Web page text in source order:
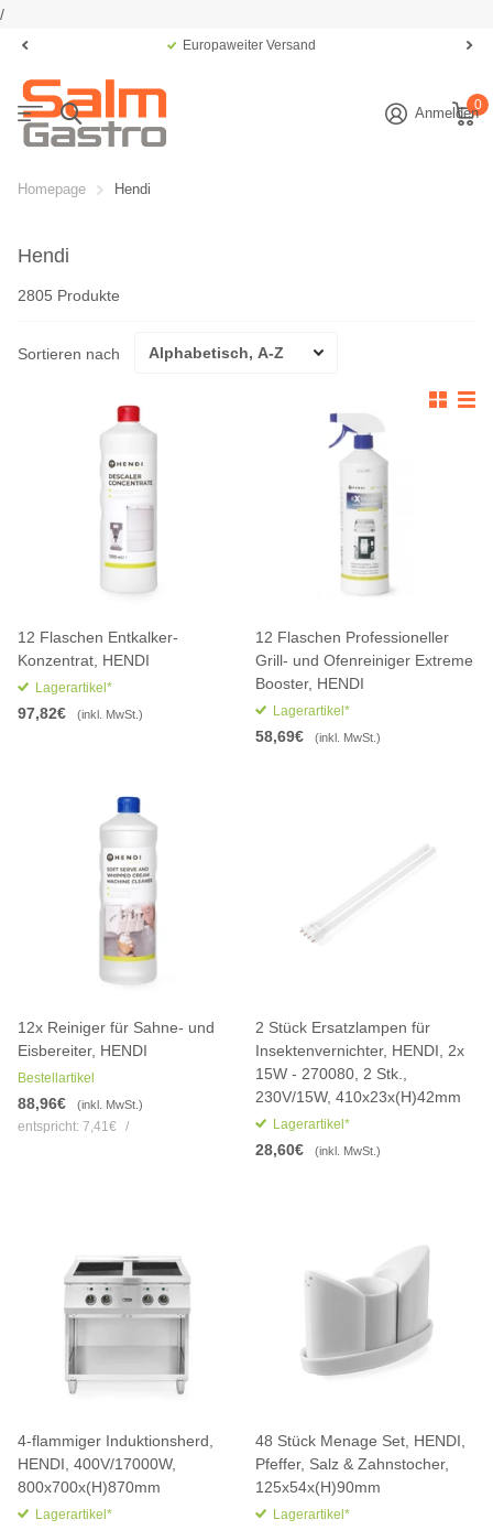
/
Europaweiter Versand
Anmelden0
Homepage Hendi
Hendi
2805 Produkte
Sortieren nach
12 Flaschen Entkalker-
Konzentrat, HENDI
Lagerartikel*
97,82€ (inkl. MwSt.)
12 Flaschen Professioneller
Grill- und Ofenreiniger Extreme
Booster, HENDI
Lagerartikel*
58,69€ (inkl. MwSt.)
12x Reiniger für Sahne- und
Eisbereiter, HENDI
Bestellartikel
88,96€ (inkl. MwSt.)
entspricht: 7,41€ /
2 Stück Ersatzlampen für
Insektenvernichter, HENDI, 2x
15W - 270080, 2 Stk.,
230V/15W, 410x23x(H)42mm
Lagerartikel*
28,60€ (inkl. MwSt.)
4-flammiger Induktionsherd,
HENDI, 400V/17000W,
800x700x(H)870mm
Lagerartikel*
48 Stück Menage Set, HENDI,
Pfeffer, Salz & Zahnstocher,
125x54x(H)90mm
Lagerartikel*